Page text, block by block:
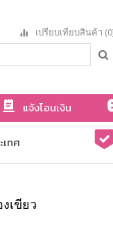
เปรียบเทียบสินค้า
แจ้งโอนเงิน
ทศ
เขียว